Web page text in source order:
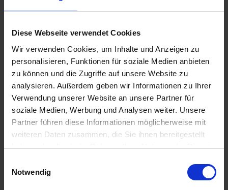
Diese Webseite verwendet Cookies
Wir verwenden Cookies, um Inhalte und Anzeigen zu
personalisieren, Funktionen für soziale Medien anbieten
zu können und die Zugriffe auf unsere Website zu
analysieren. Außerdem geben wir Informationen zu Ihrer
Verwendung unserer Website an unsere Partner für
soziale Medien, Werbung und Analysen weiter. Unsere
Partner führen diese Informationen möglicherweise mit
weiteren Daten zusammen, die Sie ihnen bereitgestellt
haben oder die sie im Rahmen Ihrer Nutzung der Dienste
Notwendig
Für welche Zwecke wird
In der Landwirtschaft dient es als Futterpflanze für Rinder,
Schweine und Geflügel, da es reich an Energie und leicht
verdaulich ist. Darüber hinaus wird Sorghum zunehmend in
der Lebensmittelproduktion eingesetzt, etwa für glutenfreie
Produkte, die den Anforderungen einer modernen Ernährung
entsprechen. Auch in der industriellen Nutzung spielt die
Bioethanol, was sie zu einer wichtigen Ressource für
nachhaltige Energiegewinnung macht. Dank seiner
Anpassungsfähigkeit an Trockenheit und der Verfügbarkeit
sowohl ökonomisch als auch ökologisch überzeugt.